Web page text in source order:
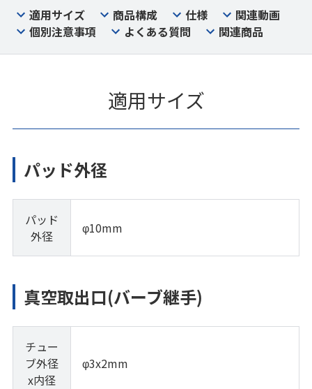
適用サイズ 商品構成 仕様
関連動画
個別注意事項
よくある質問 関連商品
適用サイズ
パッド外径
パッド
外径
φ10mm
真空取出口(バーブ継手)
チュー
ブ外径
x内径
φ3x2mm